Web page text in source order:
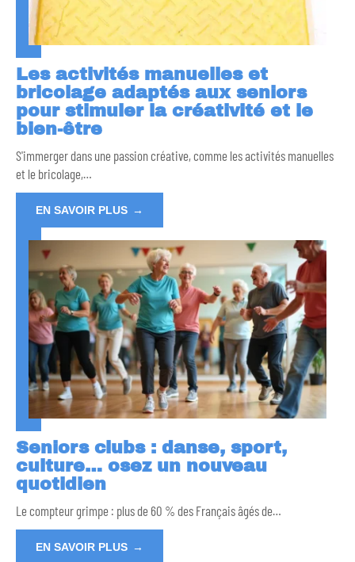
Les activités manuelles et
bricolage adaptés aux seniors
pour stimuler la créativité et le
bien-être
S'immerger dans une passion créative, comme les activités manuelles
et le bricolage,…
EN SAVOIR PLUS
Seniors clubs : danse, sport,
culture… osez un nouveau
quotidien
Le compteur grimpe : plus de 60 % des Français âgés de…
EN SAVOIR PLUS